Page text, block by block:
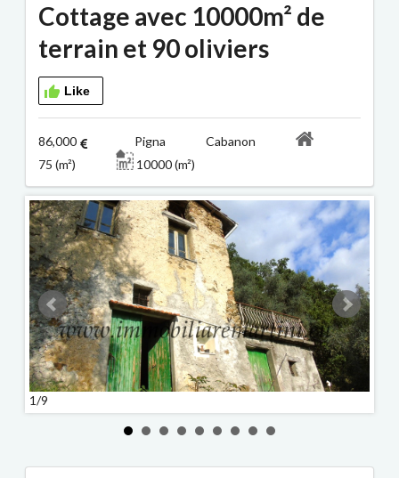
Cottage avec 10000m² de
terrain et 90 oliviers
Like
86,000
Pigna Cabanon
75 (m²)
10000 (m²)
1/9